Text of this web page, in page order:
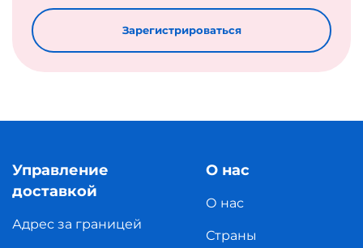
Зарегистрироваться
Управление
доставкой
Адрес за границей
О нас
О нас
Страны